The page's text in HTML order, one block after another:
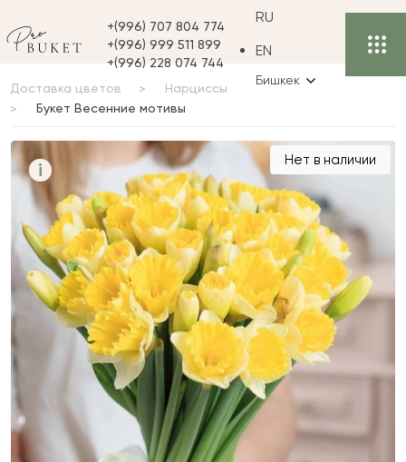
+(996) 707 804 774
+(996) 999 511 899
+(996) 228 074 744
RU
EN
Бишкек
Доставка цветов
Нарциссы
Букет Весенние мотивы
i
Букет Весенние мотивы Нет в наличии